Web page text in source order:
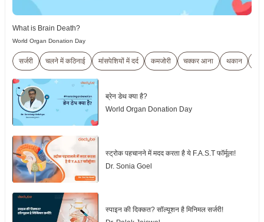
What is Brain Death?
World Organ Donation Day
सर्जरी चलने में कठिनाई मांंसपेशियों में दर्द कमजोरी चक्कर आना थकान
ब्रेन डेथ क्या है?
World Organ Donation Day
स्ट्रोक पहचानने में मदद करता है ये F.A.S.T फॉर्मूला!
Dr. Sonia Goel
स्पाइन की दिक्कत? सॉल्यूशन है मिनिमल सर्जरी!